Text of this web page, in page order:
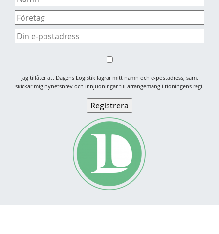
Jag tillåter att Dagens Logistik lagrar mitt namn och e-postadress, samt
skickar mig nyhetsbrev och inbjudningar till arrangemang i tidningens regi.